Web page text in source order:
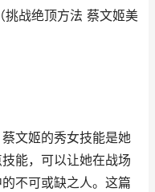
挑战绝顶方法 蔡文姬美
文姬的秀女技能是她
能，可以让她在战场
不可或缺之人。这篇